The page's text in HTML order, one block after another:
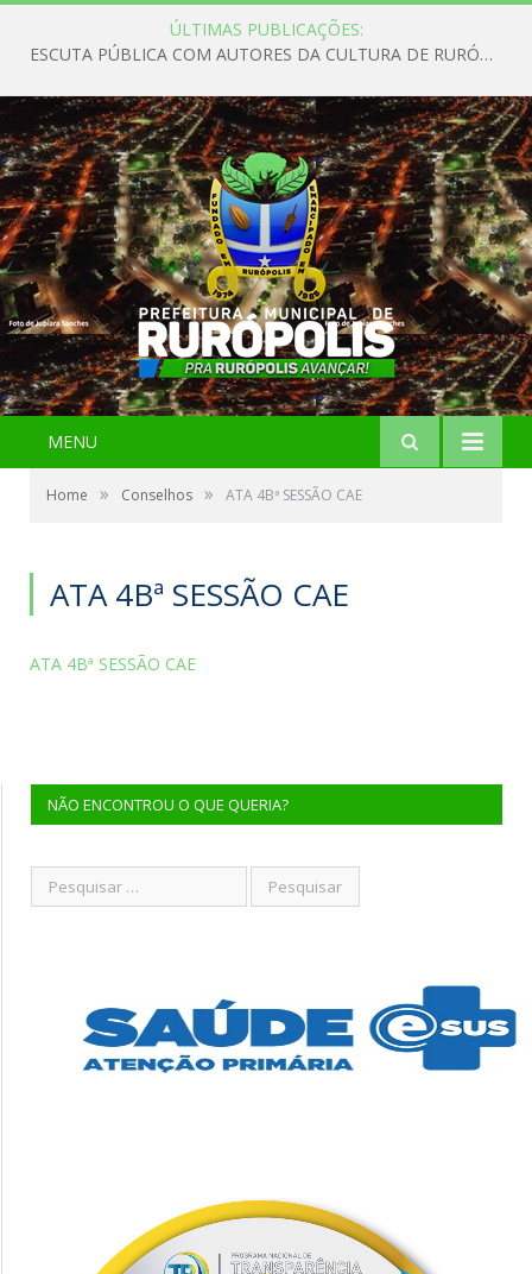
ÚLTIMAS PUBLICAÇÕES:
ESCUTA PÚBLICA COM AUTORES DA CULTURA DE RURÓPOLIS
MENU
Home » Conselhos » ATA 4Bª SESSÃO CAE
ATA 4Bª SESSÃO CAE
ATA 4Bª SESSÃO CAE
NÃO ENCONTROU O QUE QUERIA?